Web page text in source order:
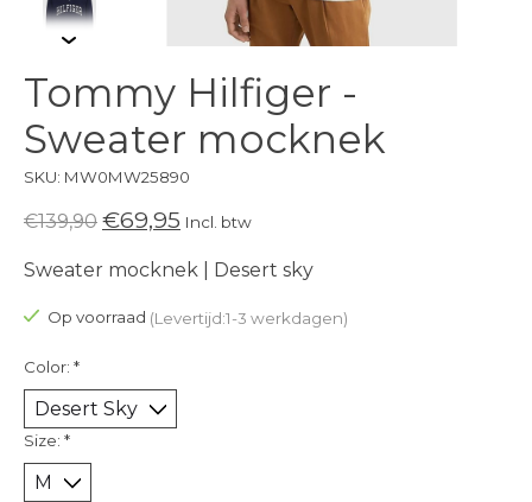
Tommy Hilfiger -
Sweater mocknek
SKU: MW0MW25890
€139,90 €69,95 Incl. btw
Sweater mocknek | Desert sky
Op voorraad (Levertijd:1-3 werkdagen)
Color: *
Size: *